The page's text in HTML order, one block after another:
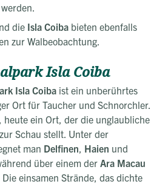
die Isla Coiba bieten ebenfalls
zur Walbeobachtung.
Isla Coiba
Isla Coiba ist ein unberührtes
Ort für Taucher und Schnorchler.
heute ein Ort, der die unglaubliche
Schau stellt. Unter der
man Delfinen Haien und
über einem der Ara Macau
einsamen Strände, das dichte